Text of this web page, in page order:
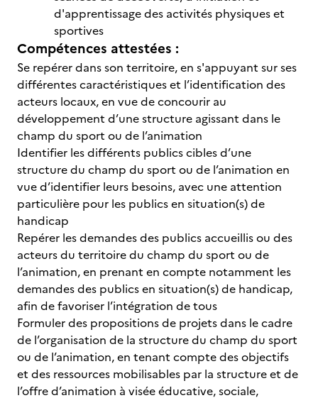
d'apprentissage des activités physiques et
sportives
Compétences attestées :
Se repérer dans son territoire, en s'appuyant sur ses
différentes caractéristiques et l’identification des
acteurs locaux, en vue de concourir au
développement d’une structure agissant dans le
champ du sport ou de l’animation
Identifier les différents publics cibles d’une
structure du champ du sport ou de l’animation en
vue d’identifier leurs besoins, avec une attention
particulière pour les publics en situation(s) de
handicap
Repérer les demandes des publics accueillis ou des
acteurs du territoire du champ du sport ou de
l’animation, en prenant en compte notamment les
demandes des publics en situation(s) de handicap,
afin de favoriser l’intégration de tous
Formuler des propositions de projets dans le cadre
de l’organisation de la structure du champ du sport
ou de l’animation, en tenant compte des objectifs
et des ressources mobilisables par la structure et de
l’offre d’animation à visée éducative, sociale,